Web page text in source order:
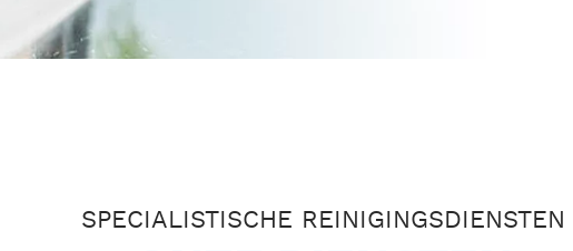
SPECIALISTISCHE REINIGINGSDIENSTEN